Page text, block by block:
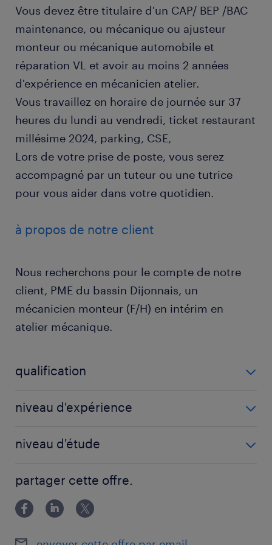
Vous devez être titulaire d'un CAP/ BEP /BAC
maintenance, ou mécanique ou ajusteur
monteur ou mécanique automobile et
réparation VL et avoir au moins 2 années
d'expérience en mécanicien atelier.
Vous travaillez en horaire de journée sur 37
heures du lundi au vendredi, ticket restaurant
millésime 2024, parking, CSE,
Lors de votre prise de poste, vous serez
accompagné par un tuteur ou une tutrice
pour vous aider dans votre quotidien.
à propos de notre client
Nous recherchons pour le compte de notre
client, PME du bassin Dijonnais, un
mécanicien monteur (F/H) en intérim en
atelier mécanique.
qualification
niveau d'expérience
niveau d'étude
partager cette offre.